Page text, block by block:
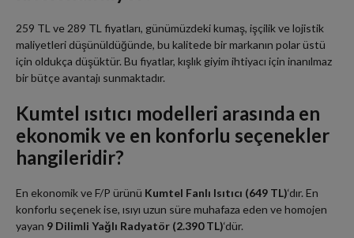
259 TL ve 289 TL fiyatları, günümüzdeki kumaş, işçilik ve lojistik
maliyetleri düşünüldüğünde, bu kalitede bir markanın polar üstü
için oldukça düşüktür. Bu fiyatlar, kışlık giyim ihtiyacı için inanılmaz
bir bütçe avantajı sunmaktadır.
Kumtel ısıtıcı modelleri arasında en
ekonomik ve en konforlu seçenekler
hangileridir?
En ekonomik ve F/P ürünü Kumtel Fanlı Isıtıcı (649 TL)‘dır. En
konforlu seçenek ise, ısıyı uzun süre muhafaza eden ve homojen
yayan 9 Dilimli Yağlı Radyatör (2.390 TL)‘dür.